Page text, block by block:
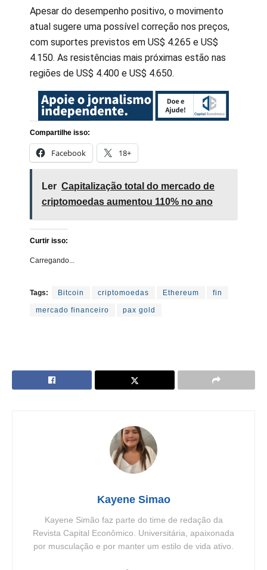
Apesar do desempenho positivo, o movimento
atual sugere uma possível correção nos preços,
com suportes previstos em US$ 4.265 e US$
4.150. As resistências mais próximas estão nas
regiões de US$ 4.400 e US$ 4.650.
Compartilhe isso:
Facebook 18+
Ler Capitalização total do mercado de
criptomoedas aumentou 110% no ano
Curtir isso:
Carregando...
Tags: Bitcoin criptomoedas Ethereum fin
mercado financeiro pax gold
Kayene Simao
Kayene Simão faz parte do time de redação da
Revista Capital Econômico. Universitária, apaixonada
por musculação e por manter um estilo de vida ativo.